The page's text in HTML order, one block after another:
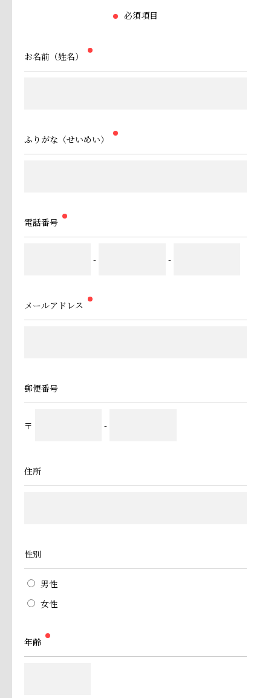
必須項目
お名前（姓名）
ふりがな（せいめい）
電話番号
- -
メールアドレス
郵便番号
〒 -
住所
性別
男性
女性
年齢